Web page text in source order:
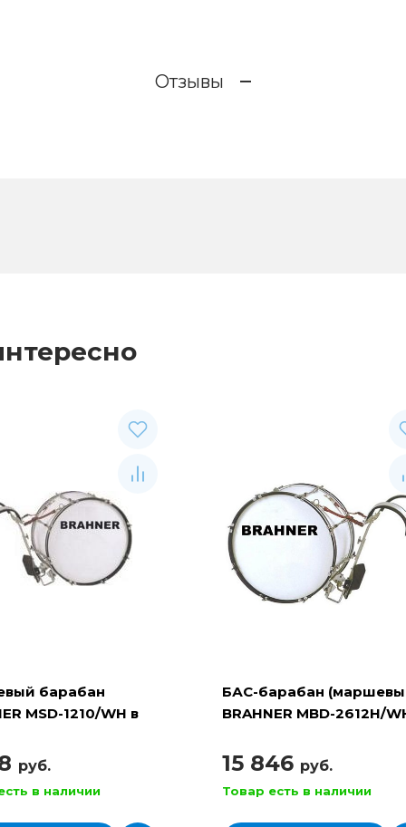
Отзывы
барабан
MSD-1210/WH в
руб.
в наличии
БАС-барабан
BRAHNER MBD-2612H/
БЕЛЫЙ
15 846 руб.
Товар есть в наличии